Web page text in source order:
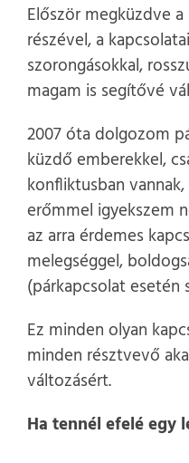
Először megküzdve
részével, a
szorongásokkal,
magam is segítővé
2007 óta dolgozom
küzdő emberekkel,
konfliktusban
erőmmel igyekszem
az arra érdemes
melegséggel,
(párkapcsolat
Ez minden olyan
minden résztvevő
változásért.
Ha tennél efelé egy